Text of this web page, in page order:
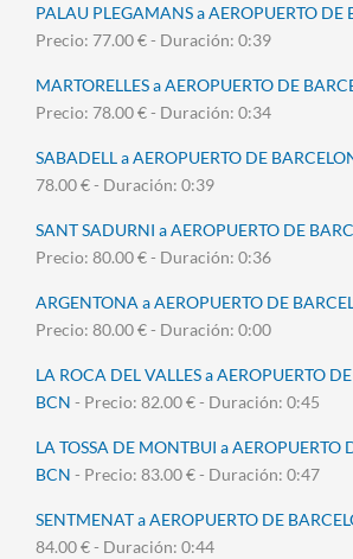
PALAU PLEGAMANS a AEROPUERTO DE
Precio: 77.00 € - Duración: 0:39
MARTORELLES a AEROPUERTO DE
Precio: 78.00 € - Duración: 0:34
SABADELL a AEROPUERTO DE
78.00 € - Duración: 0:39
SANT SADURNI a AEROPUERTO DE
Precio: 80.00 € - Duración: 0:36
ARGENTONA a AEROPUERTO DE
Precio: 80.00 € - Duración: 0:00
LA ROCA DEL VALLES a AEROPUERTO
BCN - Precio: 82.00 € - Duración: 0:45
LA TOSSA DE MONTBUI a AEROPUERTO
BCN - Precio: 83.00 € - Duración: 0:47
SENTMENAT a AEROPUERTO DE
84.00 € - Duración: 0:44